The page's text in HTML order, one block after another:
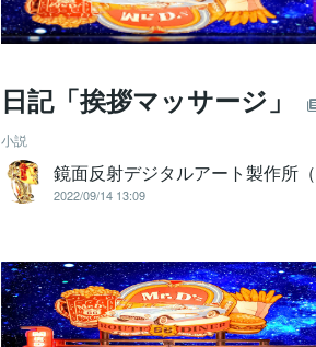
日記「挨拶マッサージ」
小説
鏡面反射デジタルアート製作所（
2022/09/14 13:09